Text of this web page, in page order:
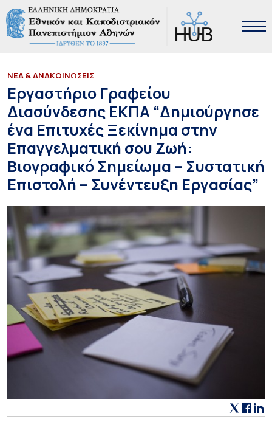
ΝΕΑ & ΑΝΑΚΟΙΝΩΣΕΙΣ
Εργαστήριο Γραφείου
Διασύνδεσης ΕΚΠΑ “Δημιούργησε
ένα Επιτυχές Ξεκίνημα στην
Επαγγελματική σου Ζωή:
Βιογραφικό Σημείωμα – Συστατική
Επιστολή – Συνέντευξη Εργασίας”